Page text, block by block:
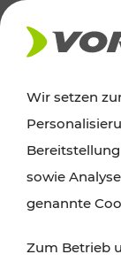
Wien,
Wir setzen
sowie
genannte
Zum Betrieb